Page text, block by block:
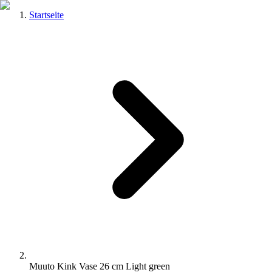
Startseite
Muuto Kink Vase 26 cm Light green